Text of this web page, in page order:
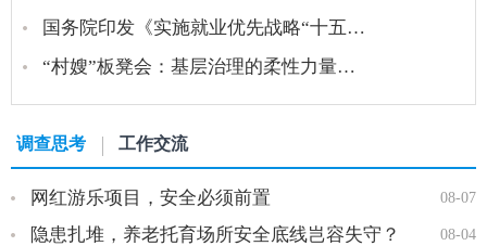
国务院印发《实施就业优先战略“十五…
“村嫂”板凳会：基层治理的柔性力量…
调查思考 工作交流
08-07
网红游乐项目，安全必须前置
08-04
隐患扎堆，养老托育场所安全底线岂容失守？